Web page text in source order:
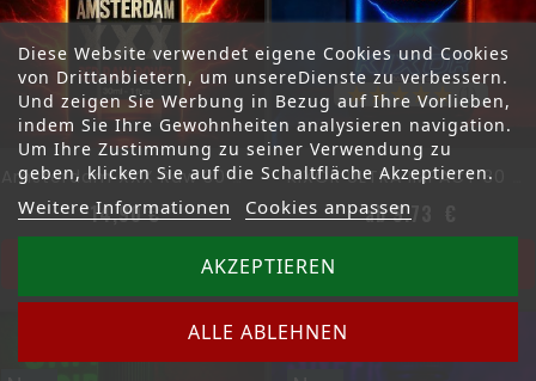
Amsterdam XXX Raw 30 Ml
14,90 €Preis
In den Warenkorb
(1)
ab 9.73 €
In den Warenkorb
Diese Website verwendet eigene Cookies und Cookies
von Drittanbietern, um unsereDienste zu verbessern.
Und zeigen Sie Werbung in Bezug auf Ihre Vorlieben,
indem Sie Ihre Gewohnheiten analysieren navigation.
Um Ihre Zustimmung zu seiner Verwendung zu
geben, klicken Sie auf die Schaltfläche Akzeptieren.
Weitere Informationen Cookies anpassen
ALLE ABLEHNEN
AKZEPTIEREN